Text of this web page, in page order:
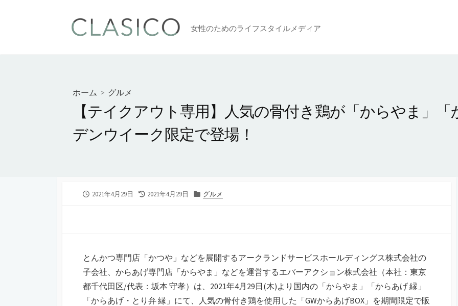
女性のためのライフスタイルメディア
ホーム > グルメ
【テイクアウト専用】人気の骨付き鶏が「からやま」
デンウイーク限定で登場！
公
2021年4月29日
最
2021年4月29日
カ
グルメ
とんかつ専門店「かつや」などを展開するアークランドサービスホールディングス株式会社の
子会社、からあげ専門店「からやま」などを運営するエバーアクション株式会社（本社：東京
都千代田区/代表：坂本 守孝）は、2021年4月29日(木)より国内の「からやま」「からあげ 縁」
「からあげ・とり弁 縁」にて、人気の骨付き鶏を使用した「GWからあげBOX」を期間限定で販